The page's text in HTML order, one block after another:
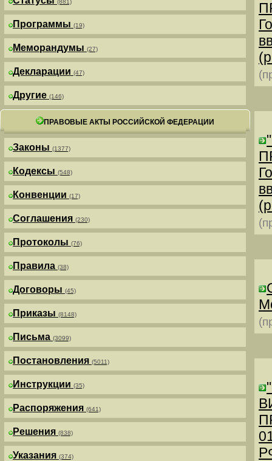
(881)
Программы (19)
Меморандумы (27)
Декларации (47)
Другие (146)
ПРАВОВЫЕ АКТЫ РОССИЙСКОЙ ФЕДЕРАЦИИ
Законы (1377)
Кодексы (548)
Конвенции (17)
Соглашения (230)
Протоколы (76)
Правила (38)
Договоры (45)
Приказы (8148)
Письма (3099)
Постановления (5011)
Инструкции (35)
Распоряжения (641)
Решения (838)
Указания (374)